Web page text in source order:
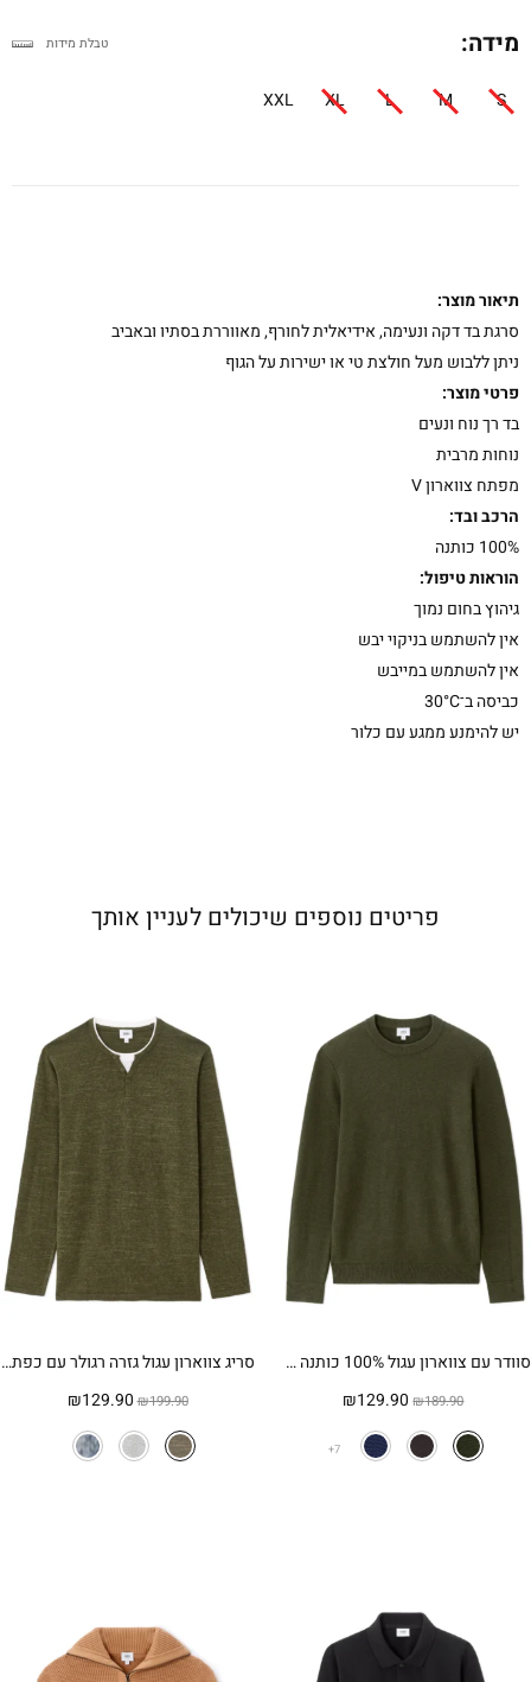
מידה:
S
M
L
XL
XXL
טבלת מידות
תיאור מוצר:
סרגת בד דקה ונעימה, אידיאלית לחורף, מאווררת בסתיו ובאביב
ניתן ללבוש מעל חולצת טי או ישירות על הגוף
פרטי מוצר:
בד רך נוח ונעים
נוחות מרבית
מפתח צווארון V
הרכב ובד:
100% כותנה
הוראות טיפול:
גיהוץ בחום נמוך
אין להשתמש בניקוי יבש
אין להשתמש במייבש
כביסה ב־30°C
יש להימנע ממגע עם כלור
פריטים נוספים שיכולים לעניין אותך
סוודר עם צווארון עגול 100% כותנה פיקה – חאקי
₪189.90
המחיר
המקורי
היה:
₪129.90 המחיר
הוא:
7
סריג צווארון עגול גזרה רגולר עם כפתורים – חאקי מלנג’
₪199.90
המחיר
המקורי
היה:
₪129.90